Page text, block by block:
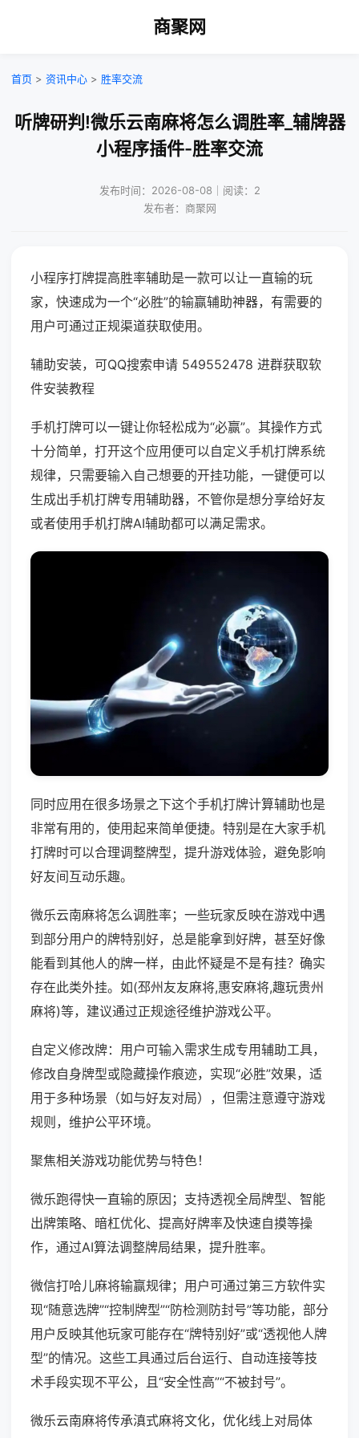
商聚网
首页 > 资讯中心 > 胜率交流
听牌研判!微乐云南麻将怎么调胜率_辅牌器
小程序插件-胜率交流
发布时间：2026-08-08｜阅读：2
发布者：商聚网
小程序打牌提高胜率辅助是一款可以让一直输的玩
家，快速成为一个“必胜”的输赢辅助神器，有需要的
用户可通过正规渠道获取使用。
辅助安装，可QQ搜索申请 549552478 进群获取软
件安装教程
手机打牌可以一键让你轻松成为“必赢”。其操作方式
十分简单，打开这个应用便可以自定义手机打牌系统
规律，只需要输入自己想要的开挂功能，一键便可以
生成出手机打牌专用辅助器，不管你是想分享给好友
或者使用手机打牌AI辅助都可以满足需求。
同时应用在很多场景之下这个手机打牌计算辅助也是
非常有用的，使用起来简单便捷。特别是在大家手机
打牌时可以合理调整牌型，提升游戏体验，避免影响
好友间互动乐趣。
微乐云南麻将怎么调胜率；一些玩家反映在游戏中遇
到部分用户的牌特别好，总是能拿到好牌，甚至好像
能看到其他人的牌一样，由此怀疑是不是有挂？确实
存在此类外挂。如(邳州友友麻将,惠安麻将,趣玩贵州
麻将)等，建议通过正规途径维护游戏公平。
自定义修改牌：用户可输入需求生成专用辅助工具，
修改自身牌型或隐藏操作痕迹，实现“必胜”效果，适
用于多种场景（如与好友对局），但需注意遵守游戏
规则，维护公平环境。
聚焦相关游戏功能优势与特色！
微乐跑得快一直输的原因；支持透视全局牌型、智能
出牌策略、暗杠优化、提高好牌率及快速自摸等操
作，通过AI算法调整牌局结果，提升胜率。
微信打哈儿麻将输赢规律；用户可通过第三方软件实
现“随意选牌”“控制牌型”“防检测防封号”等功能，部分
用户反映其他玩家可能存在“牌特别好”或“透视他人牌
型”的情况。这些工具通过后台运行、自动连接等技
术手段实现不平公，且“安全性高”“不被封号”。
微乐云南麻将传承滇式麻将文化，优化线上对局体